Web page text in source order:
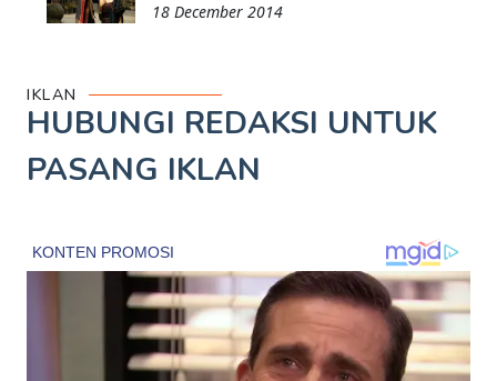
18 December 2014
IKLAN
HUBUNGI REDAKSI UNTUK
PASANG IKLAN